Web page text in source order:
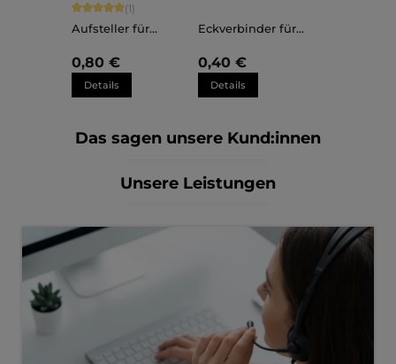
Durchschnittliche Bewertung von 5 von 5 Sternen
(1)
Aufsteller für
Sara
0,80 €
Details
Eckverbinder für
Sara
0,40 €
Details
Das sagen unsere Kund:innen
Unsere Leistungen